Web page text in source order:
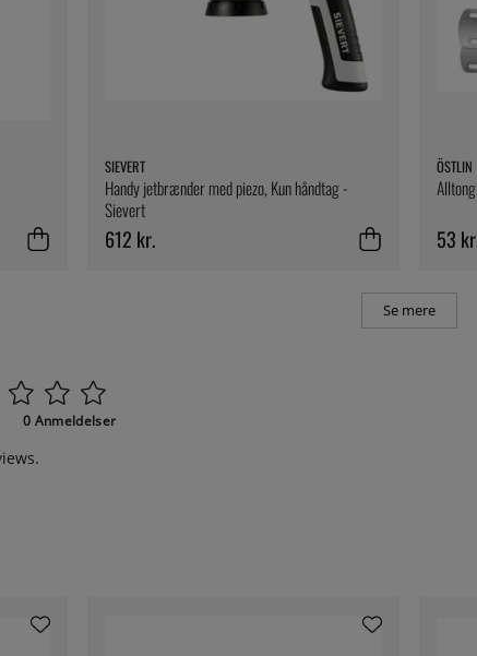
SIEVERT
Handy jetbrænder med piezo, Kun håndtag -
Sievert
612 kr.
ÖSTLIN
53
Se mere
0 Anmeldelser